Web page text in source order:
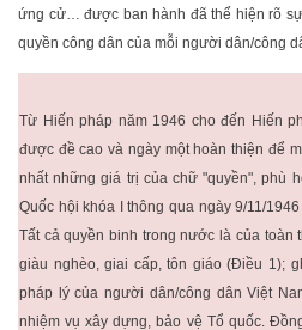
ứng cử… được ban hành đã thể hiện rõ
quyền công dân của mỗi người dân/công
Từ Hiến pháp năm 1946 cho đến Hiến
được đề cao và ngày một hoàn thiện để
nhất những giá trị của chữ "quyền", phù
Quốc hội khóa I thông qua ngày 9/11/
Tất cả quyền binh trong nước là của toàn
giàu nghèo, giai cấp, tôn giáo (Điều 1);
pháp lý của người dân/công dân Việt
nhiệm vụ xây dựng, bảo vệ Tổ quốc.